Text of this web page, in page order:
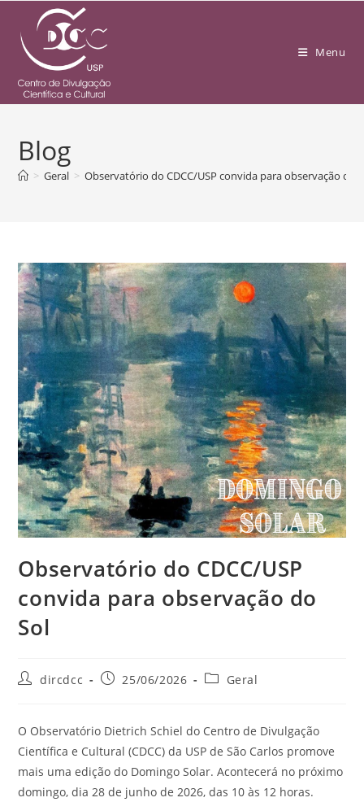
Menu
Blog
> Geral > Observatório do CDCC/USP convida para observação do
Observatório do CDCC/USP
convida para observação do
Sol
dircdcc 25/06/2026 Geral
O Observatório Dietrich Schiel do Centro de Divulgação
Científica e Cultural (CDCC) da USP de São Carlos promove
mais uma edição do Domingo Solar. Acontecerá no próximo
domingo, dia 28 de junho de 2026, das 10 às 12 horas.